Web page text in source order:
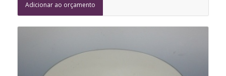
Adicionar ao orçamento